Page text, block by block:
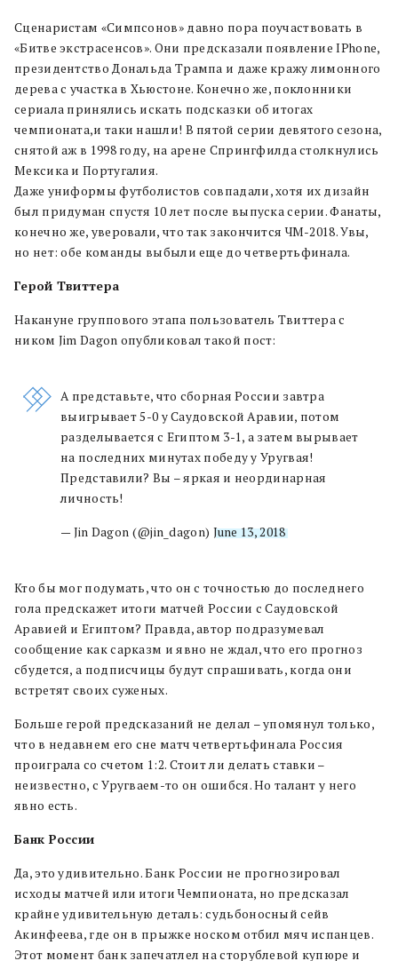
Сценаристам «Симпсонов» давно пора поучаствовать в
«Битве экстрасенсов». Они предсказали появление IPhone,
президентство Дональда Трампа и даже кражу лимонного
дерева с участка в Хьюстоне. Конечно же, поклонники
сериала принялись искать подсказки об итогах
чемпионата,и таки нашли! В пятой серии девятого сезона,
снятой аж в 1998 году, на арене Спрингфилда столкнулись
Мексика и Португалия.
Даже униформы футболистов совпадали, хотя их дизайн
был придуман спустя 10 лет после выпуска серии. Фанаты,
конечно же, уверовали, что так закончится ЧМ-2018. Увы,
но нет: обе команды выбыли еще до четвертьфинала.
Герой Твиттера
Накануне группового этапа пользователь Твиттера с
ником Jim Dagon опубликовал такой пост:
А представьте, что сборная России завтра
выигрывает 5-0 у Саудовской Аравии, потом
разделывается с Египтом 3-1, а затем вырывает
на последних минутах победу у Уругвая!
Представили? Вы –яркая и неординарная
личность!
— Jin Dagon (@jin_dagon) June 13, 2018
Кто бы мог подумать, что он с точностью до последнего
гола предскажет итоги матчей России с Саудовской
Аравией и Египтом? Правда, автор подразумевал
сообщение как сарказм и явно не ждал, что его прогноз
сбудется, а подписчицы будут спрашивать, когда они
встретят своих суженых.
Больше герой предсказаний не делал – упомянул только,
что в недавнем его сне матч четвертьфинала Россия
проиграла со счетом 1:2. Стоит ли делать ставки –
неизвестно, с Уругваем-то он ошибся. Но талант у него
явно есть.
Банк России
Да, это удивительно. Банк России не прогнозировал
исходы матчей или итоги Чемпионата, но предсказал
крайне удивительную деталь: судьбоносный сейв
Акинфеева, где он в прыжке носком отбил мяч испанцев.
Этот момент банк запечатлел на сторублевой купюре и